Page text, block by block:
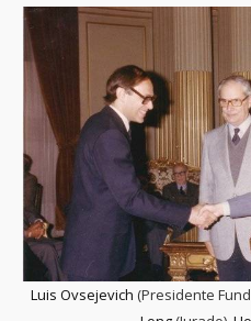
Luis Ovsejevich (Presidente